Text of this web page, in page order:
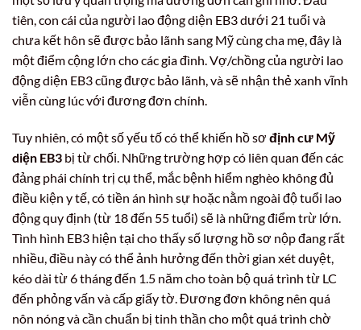
tiên, con cái của người lao động diện EB3 dưới 21 tuổi và
chưa kết hôn sẽ được bảo lãnh sang Mỹ cùng cha mẹ, đây là
một điểm cộng lớn cho các gia đình. Vợ/chồng của người lao
động diện EB3 cũng được bảo lãnh, và sẽ nhận thẻ xanh vĩnh
viễn cùng lúc với đương đơn chính.
Tuy nhiên, có một số yếu tố có thể khiến hồ sơ định cư Mỹ
diện EB3 bị từ chối. Những trường hợp có liên quan đến các
đảng phái chính trị cụ thể, mắc bệnh hiểm nghèo không đủ
điều kiện y tế, có tiền án hình sự hoặc nằm ngoài độ tuổi lao
động quy định (từ 18 đến 55 tuổi) sẽ là những điểm trừ lớn.
Tình hình EB3 hiện tại cho thấy số lượng hồ sơ nộp đang rất
nhiều, điều này có thể ảnh hưởng đến thời gian xét duyệt,
kéo dài từ 6 tháng đến 1.5 năm cho toàn bộ quá trình từ LC
đến phỏng vấn và cấp giấy tờ. Đương đơn không nên quá
nôn nóng và cần chuẩn bị tinh thần cho một quá trình chờ